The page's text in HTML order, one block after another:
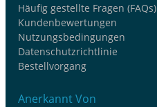
Häufig gestellte Fragen (FAQs)
Kundenbewertungen
Nutzungsbedingungen
Datenschutzrichtlinie
Bestellvorgang
Anerkannt Von